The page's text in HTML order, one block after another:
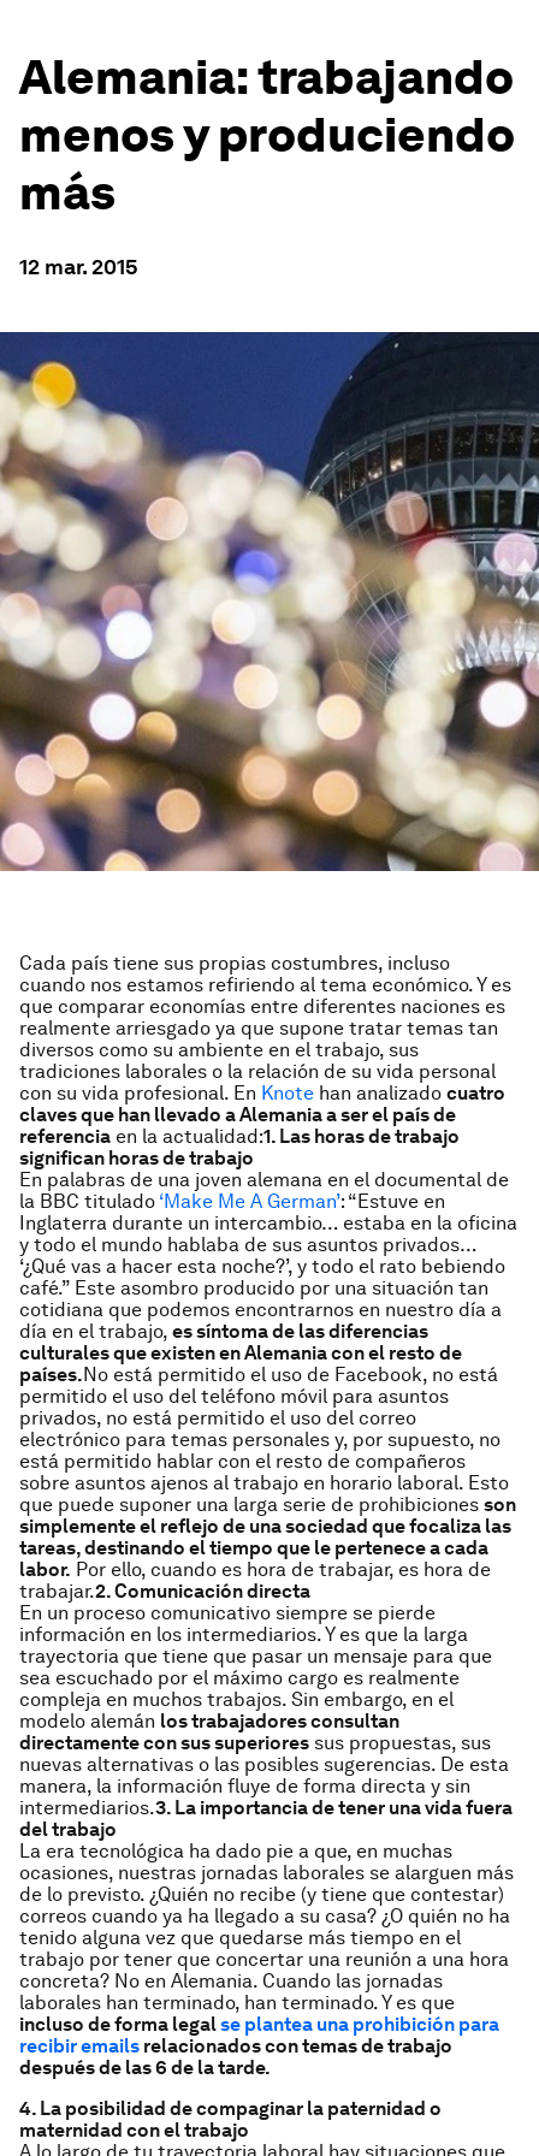
Alemania: trabajando
menos y produciendo
más
12 mar. 2015
Cada país tiene sus propias costumbres, incluso
cuando nos estamos refiriendo al tema económico. Y es
que comparar economías entre diferentes naciones es
realmente arriesgado ya que supone tratar temas tan
diversos como su ambiente en el trabajo, sus
tradiciones laborales o la relación de su vida personal
con su vida profesional. En Knote han analizado cuatro
claves que han llevado a Alemania a ser el país de
referencia en la actualidad:1. Las horas de trabajo
significan horas de trabajo
En palabras de una joven alemana en el documental de
la BBC titulado ‘Make Me A German’: “Estuve en
Inglaterra durante un intercambio… estaba en la oficina
y todo el mundo hablaba de sus asuntos privados…
‘¿Qué vas a hacer esta noche?’, y todo el rato bebiendo
café.” Este asombro producido por una situación tan
cotidiana que podemos encontrarnos en nuestro día a
día en el trabajo, es síntoma de las diferencias
culturales que existen en Alemania con el resto de
países.No está permitido el uso de Facebook, no está
permitido el uso del teléfono móvil para asuntos
privados, no está permitido el uso del correo
electrónico para temas personales y, por supuesto, no
está permitido hablar con el resto de compañeros
sobre asuntos ajenos al trabajo en horario laboral. Esto
que puede suponer una larga serie de prohibiciones son
simplemente el reflejo de una sociedad que focaliza las
tareas, destinando el tiempo que le pertenece a cada
labor. Por ello, cuando es hora de trabajar, es hora de
trabajar.2. Comunicación directa
En un proceso comunicativo siempre se pierde
información en los intermediarios. Y es que la larga
trayectoria que tiene que pasar un mensaje para que
sea escuchado por el máximo cargo es realmente
compleja en muchos trabajos. Sin embargo, en el
modelo alemán los trabajadores consultan
directamente con sus superiores sus propuestas, sus
nuevas alternativas o las posibles sugerencias. De esta
manera, la información fluye de forma directa y sin
intermediarios.3. La importancia de tener una vida fuera
del trabajo
La era tecnológica ha dado pie a que, en muchas
ocasiones, nuestras jornadas laborales se alarguen más
de lo previsto. ¿Quién no recibe (y tiene que contestar)
correos cuando ya ha llegado a su casa? ¿O quién no ha
tenido alguna vez que quedarse más tiempo en el
trabajo por tener que concertar una reunión a una hora
concreta? No en Alemania. Cuando las jornadas
laborales han terminado, han terminado. Y es que
incluso de forma legalse plantea una prohibición para
recibir emails relacionados con temas de trabajo
después de las 6 de la tarde.
4. La posibilidad de compaginar la paternidad o
maternidad con el trabajo